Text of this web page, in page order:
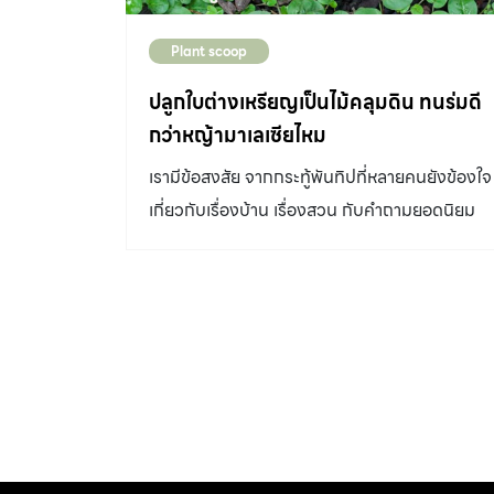
Plant scoop
ปลูกใบต่างเหรียญเป็นไม้คลุมดิน ทนร่มดี
กว่าหญ้ามาเลเซียไหม
เรามีข้อสงสัย จากกระทู้พันทิปที่หลายคนยังข้องใจ
เกี่ยวกับเรื่องบ้าน เรื่องสวน กับคำถามยอดนิยม